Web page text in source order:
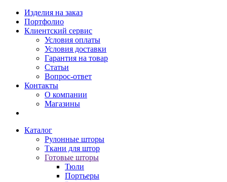
Изделия на заказ
Портфолио
Клиентский сервис
Условия оплаты
Условия доставки
Гарантия на товар
Статьи
Вопрос-ответ
Контакты
О компании
Магазины
Каталог
Рулонные шторы
Ткани для штор
Готовые шторы
Тюли
Портьеры